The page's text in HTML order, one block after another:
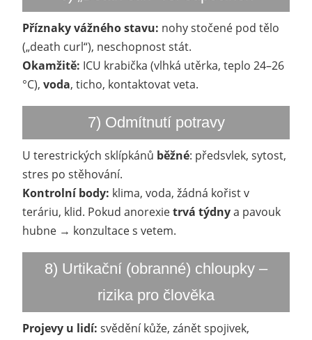
Příznaky vážného stavu: nohy stočené pod tělo
(„death curl“), neschopnost stát.
Okamžitě: ICU krabička (vlhká utěrka, teplo 24–26
°C), voda, ticho, kontaktovat veta.
7) Odmítnutí potravy
U terestrických sklípkánů běžné: předsvlek, sytost,
stres po stěhování.
Kontrolní body: klima, voda, žádná kořist v
teráriu, klid. Pokud anorexietrvá týdnya pavouk
hubne → konzultace s vetem.
8) Urtikační (obranné) chloupky –
rizika pro člověka
Projevy u lidí: svědění kůže, zánět spojivek,